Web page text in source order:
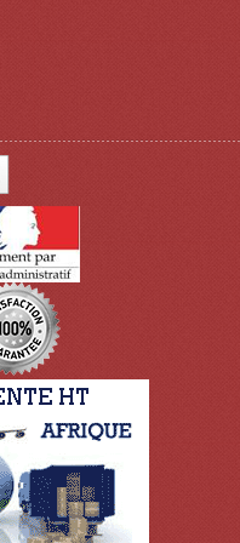
Lasers (Effets Volumetriques)
Lasers D'extérieur Multi-Points
Effets Lumineux À Leds
Lumineux, Centre De Piste
Effets Lumineux, Effets Disco
Electronique Commande Light
Blocs De Puissance
Chenillards Modulateurs
Consoles Éclairage DMX